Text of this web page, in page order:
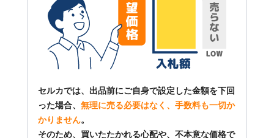
セルカでは、出品前にご自身で設定した金額を下回
った場合、 無理に売る必要はなく、手数料も一切か
かりません。
そのため、買いたたかれる心配や、不本意な価格で